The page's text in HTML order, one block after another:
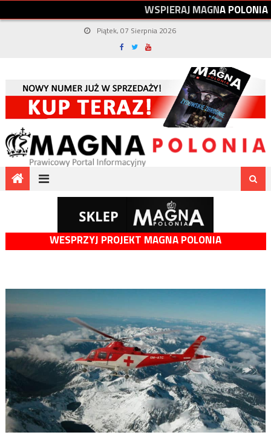
WSPIERAJMAGNAPOLONIA
Piątek, 07 Sierpnia 2026
WESPRZYJ PROJEKT MAGNA POLONIA